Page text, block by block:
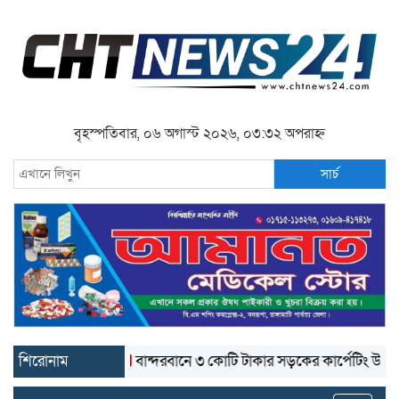
বৃহস্পতিবার, ০৬ অগাস্ট ২০২৬, ০৩:৩২ অপরাহ্ন
সার্চ
শিরোনাম বান্দরবানে ৩ কোটি টাকার সড়কের কার্পেটিং উঠে যাচ্ছে